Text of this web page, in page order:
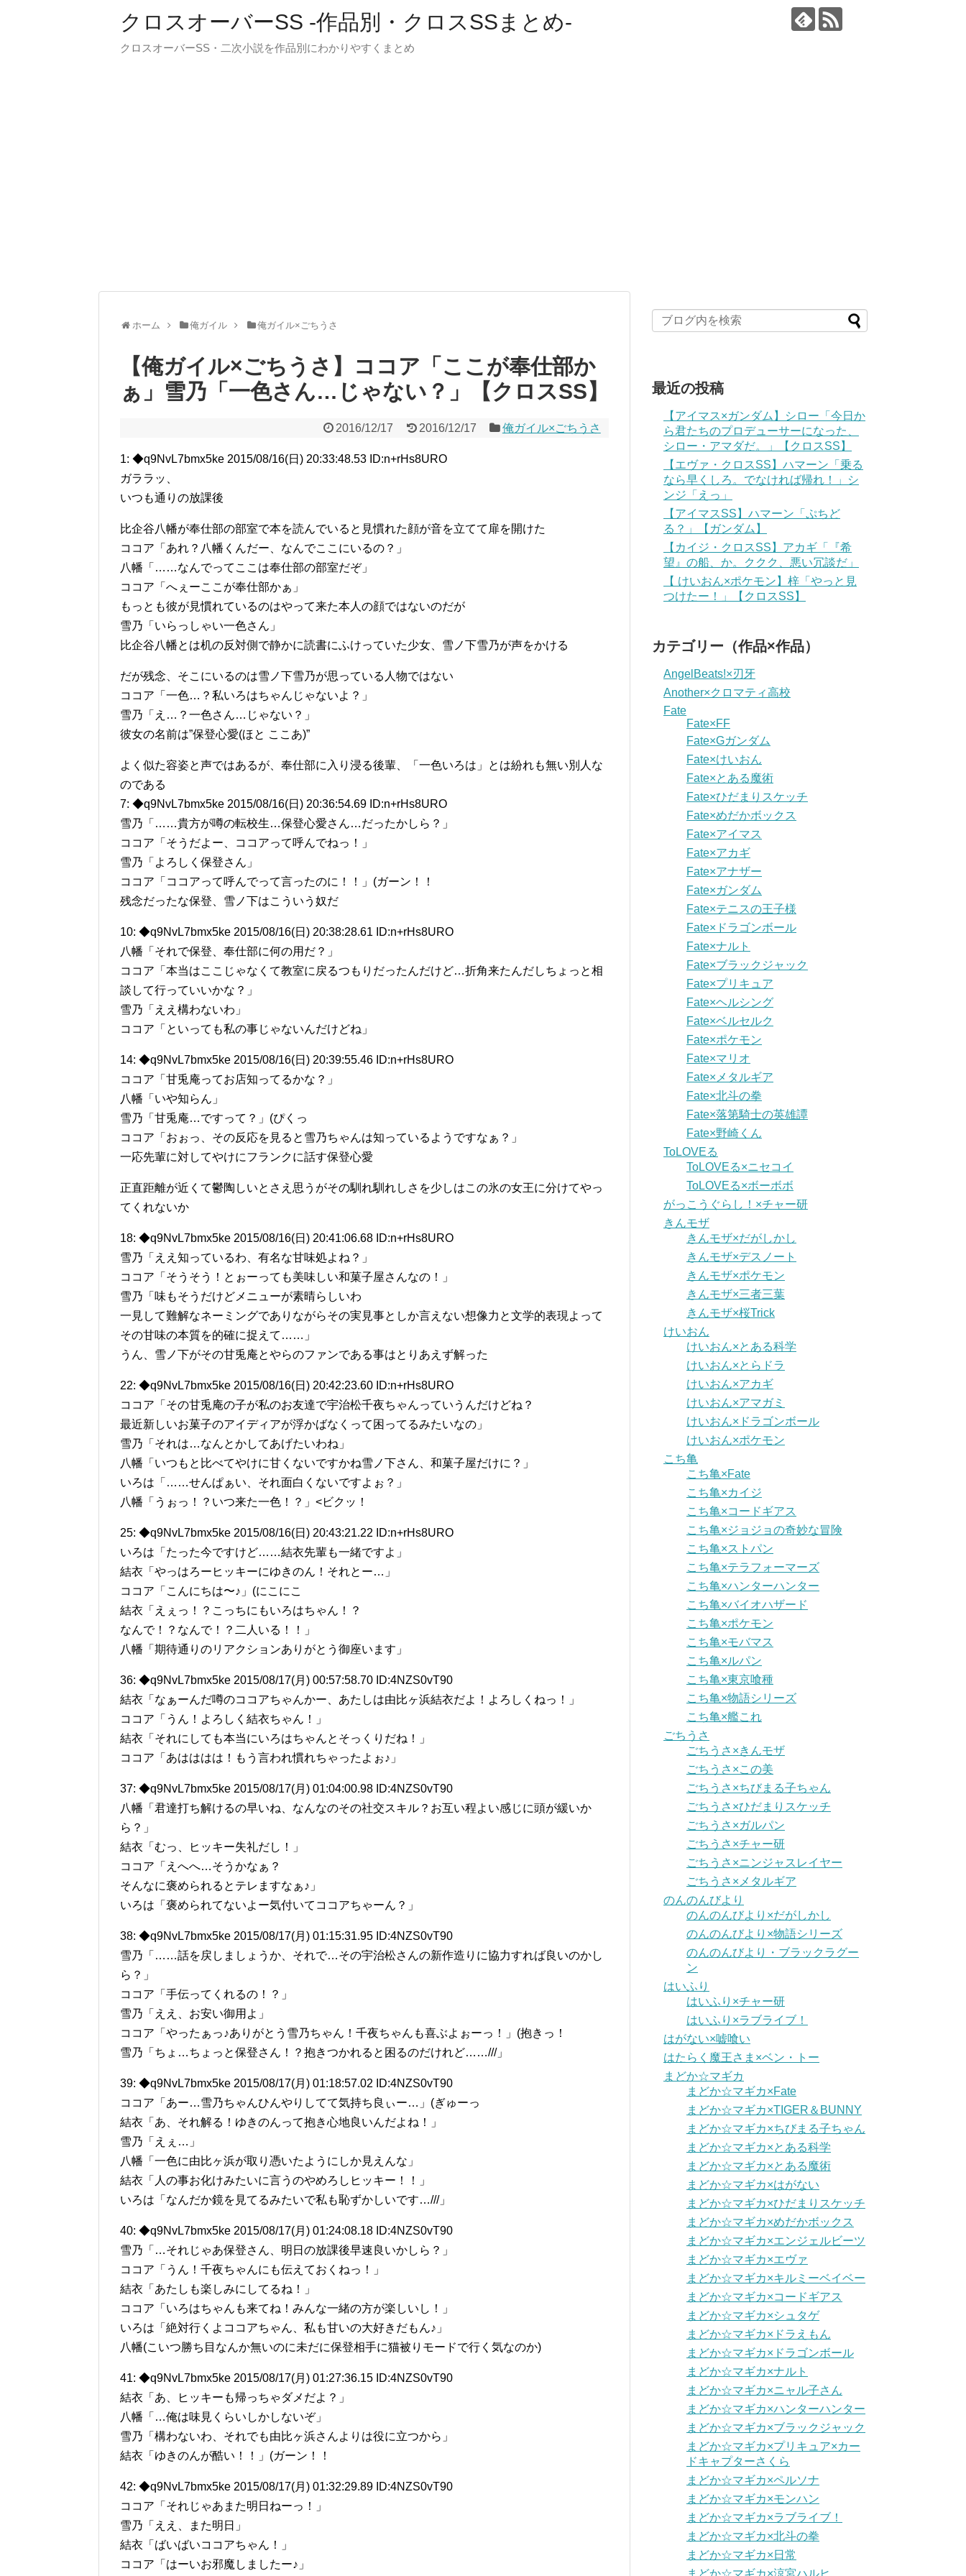
クロスオーバーSS -作品別・クロスSSまとめ-
クロスオーバーSS・二次小説を作品別にわかりやすくまとめ
ホーム 俺ガイル 俺ガイル×ごちうさ
【俺ガイル×ごちうさ】ココア「ここが奉仕部か
ぁ」雪乃「一色さん…じゃない？」【クロスSS】
2016/12/17 2016/12/17 俺ガイル×ごちうさ
1: ◆q9NvL7bmx5ke 2015/08/16(日) 20:33:48.53 ID:n+rHs8URO
ガララッ、
いつも通りの放課後
比企谷八幡が奉仕部の部室で本を読んでいると見慣れた顔が音を立てて扉を開けた
ココア「あれ？八幡くんだー、なんでここにいるの？」
八幡「……なんでってここは奉仕部の部室だぞ」
ココア「へぇーここが奉仕部かぁ」
もっとも彼が見慣れているのはやって来た本人の顔ではないのだが
雪乃「いらっしゃい一色さん」
比企谷八幡とは机の反対側で静かに読書にふけっていた少女、雪ノ下雪乃が声をかける
だが残念、そこにいるのは雪ノ下雪乃が思っている人物ではない
ココア「一色…？私いろはちゃんじゃないよ？」
雪乃「え…？一色さん…じゃない？」
彼女の名前は”保登心愛(ほと ここあ)”
よく似た容姿と声ではあるが、奉仕部に入り浸る後輩、「一色いろは」とは紛れも無い別人な
のである
7: ◆q9NvL7bmx5ke 2015/08/16(日) 20:36:54.69 ID:n+rHs8URO
雪乃「……貴方が噂の転校生…保登心愛さん…だったかしら？」
ココア「そうだよー、ココアって呼んでねっ！」
雪乃「よろしく保登さん」
ココア「ココアって呼んでって言ったのに！！」(ガーン！！
残念だったな保登、雪ノ下はこういう奴だ
10: ◆q9NvL7bmx5ke 2015/08/16(日) 20:38:28.61 ID:n+rHs8URO
八幡「それで保登、奉仕部に何の用だ？」
ココア「本当はここじゃなくて教室に戻るつもりだったんだけど…折角来たんだしちょっと相
談して行っていいかな？」
雪乃「ええ構わないわ」
ココア「といっても私の事じゃないんだけどね」
14: ◆q9NvL7bmx5ke 2015/08/16(日) 20:39:55.46 ID:n+rHs8URO
ココア「甘兎庵ってお店知ってるかな？」
八幡「いや知らん」
雪乃「甘兎庵…ですって？」(ぴくっ
ココア「おぉっ、その反応を見ると雪乃ちゃんは知っているようですなぁ？」
一応先輩に対してやけにフランクに話す保登心愛
正直距離が近くて鬱陶しいとさえ思うがその馴れ馴れしさを少しはこの氷の女王に分けてやっ
てくれないか
18: ◆q9NvL7bmx5ke 2015/08/16(日) 20:41:06.68 ID:n+rHs8URO
雪乃「ええ知っているわ、有名な甘味処よね？」
ココア「そうそう！とぉーっても美味しい和菓子屋さんなの！」
雪乃「味もそうだけどメニューが素晴らしいわ
一見して難解なネーミングでありながらその実見事としか言えない想像力と文学的表現よって
その甘味の本質を的確に捉えて……」
うん、雪ノ下がその甘兎庵とやらのファンである事はとりあえず解った
22: ◆q9NvL7bmx5ke 2015/08/16(日) 20:42:23.60 ID:n+rHs8URO
ココア「その甘兎庵の子が私のお友達で宇治松千夜ちゃんっていうんだけどね？
最近新しいお菓子のアイディアが浮かばなくって困ってるみたいなの」
雪乃「それは…なんとかしてあげたいわね」
八幡「いつもと比べてやけに甘くないですかね雪ノ下さん、和菓子屋だけに？」
いろは「……せんぱぁい、それ面白くないですよぉ？」
八幡「うぉっ！？いつ来た一色！？」<ビクッ！
25: ◆q9NvL7bmx5ke 2015/08/16(日) 20:43:21.22 ID:n+rHs8URO
いろは「たった今ですけど……結衣先輩も一緒ですよ」
結衣「やっはろーヒッキーにゆきのん！それとー…」
ココア「こんにちは〜♪」(にこにこ
結衣「えぇっ！？こっちにもいろはちゃん！？
なんで！？なんで！？二人いる！！」
八幡「期待通りのリアクションありがとう御座います」
36: ◆q9NvL7bmx5ke 2015/08/17(月) 00:57:58.70 ID:4NZS0vT90
結衣「なぁーんだ噂のココアちゃんかー、あたしは由比ヶ浜結衣だよ！よろしくねっ！」
ココア「うん！よろしく結衣ちゃん！」
結衣「それにしても本当にいろはちゃんとそっくりだね！」
ココア「あはははは！もう言われ慣れちゃったよぉ♪」
37: ◆q9NvL7bmx5ke 2015/08/17(月) 01:04:00.98 ID:4NZS0vT90
八幡「君達打ち解けるの早いね、なんなのその社交スキル？お互い程よい感じに頭が緩いか
ら？」
結衣「むっ、ヒッキー失礼だし！」
ココア「えへへ…そうかなぁ？
そんなに褒められるとテレますなぁ♪」
いろは「褒められてないよー気付いてココアちゃーん？」
38: ◆q9NvL7bmx5ke 2015/08/17(月) 01:15:31.95 ID:4NZS0vT90
雪乃「……話を戻しましょうか、それで…その宇治松さんの新作造りに協力すれば良いのかし
ら？」
ココア「手伝ってくれるの！？」
雪乃「ええ、お安い御用よ」
ココア「やったぁっ♪ありがとう雪乃ちゃん！千夜ちゃんも喜ぶよぉーっ！」(抱きっ！
雪乃「ちょ…ちょっと保登さん！？抱きつかれると困るのだけれど……///」
39: ◆q9NvL7bmx5ke 2015/08/17(月) 01:18:57.02 ID:4NZS0vT90
ココア「あー…雪乃ちゃんひんやりしてて気持ち良ぃー…」(ぎゅーっ
結衣「あ、それ解る！ゆきのんって抱き心地良いんだよね！」
雪乃「えぇ…」
八幡「一色に由比ヶ浜が取り憑いたようにしか見えんな」
結衣「人の事お化けみたいに言うのやめろしヒッキー！！」
いろは「なんだか鏡を見てるみたいで私も恥ずかしいです…///」
40: ◆q9NvL7bmx5ke 2015/08/17(月) 01:24:08.18 ID:4NZS0vT90
雪乃「…それじゃあ保登さん、明日の放課後早速良いかしら？」
ココア「うん！千夜ちゃんにも伝えておくねっ！」
結衣「あたしも楽しみにしてるね！」
ココア「いろはちゃんも来てね！みんな一緒の方が楽しいし！」
いろは「絶対行くよココアちゃん、私も甘いの大好きだもん♪」
八幡(こいつ勝ち目なんか無いのに未だに保登相手に猫被りモードで行く気なのか)
41: ◆q9NvL7bmx5ke 2015/08/17(月) 01:27:36.15 ID:4NZS0vT90
結衣「あ、ヒッキーも帰っちゃダメだよ？」
八幡「…俺は味見くらいしかしないぞ」
雪乃「構わないわ、それでも由比ヶ浜さんよりは役に立つから」
結衣「ゆきのんが酷い！！」(ガーン！！
42: ◆q9NvL7bmx5ke 2015/08/17(月) 01:32:29.89 ID:4NZS0vT90
ココア「それじゃあまた明日ねーっ！」
雪乃「ええ、また明日」
結衣「ばいばいココアちゃん！」
ココア「はーいお邪魔しましたー♪」
最近の投稿
【アイマス×ガンダム】シロー「今日か
ら君たちのプロデューサーになった、
シロー・アマダだ。」【クロスSS】
【エヴァ・クロスSS】ハマーン「乗る
なら早くしろ。でなければ帰れ！」シ
ンジ「えっ」
【アイマスSS】ハマーン「ぷちど
る？」【ガンダム】
【カイジ・クロスSS】アカギ「『希
望』の船、か。ククク、悪い冗談だ」
【 けいおん×ポケモン】梓「やっと見
つけたー！」【クロスSS】
カテゴリー（作品×作品）
AngelBeats!×刃牙
Another×クロマティ高校
Fate
Fate×FF
Fate×Gガンダム
Fate×けいおん
Fate×とある魔術
Fate×ひだまりスケッチ
Fate×めだかボックス
Fate×アイマス
Fate×アカギ
Fate×アナザー
Fate×ガンダム
Fate×テニスの王子様
Fate×ドラゴンボール
Fate×ナルト
Fate×ブラックジャック
Fate×プリキュア
Fate×ヘルシング
Fate×ベルセルク
Fate×ポケモン
Fate×マリオ
Fate×メタルギア
Fate×北斗の拳
Fate×落第騎士の英雄譚
Fate×野崎くん
ToLOVEる
ToLOVEる×ニセコイ
ToLOVEる×ボーボボ
がっこうぐらし！×チャー研
きんモザ
きんモザ×だがしかし
きんモザ×デスノート
きんモザ×ポケモン
きんモザ×三者三葉
きんモザ×桜Trick
けいおん
けいおん×とある科学
けいおん×とらドラ
けいおん×アカギ
けいおん×アマガミ
けいおん×ドラゴンボール
けいおん×ポケモン
こち亀
こち亀×Fate
こち亀×カイジ
こち亀×コードギアス
こち亀×ジョジョの奇妙な冒険
こち亀×ストパン
こち亀×テラフォーマーズ
こち亀×ハンターハンター
こち亀×バイオハザード
こち亀×ポケモン
こち亀×モバマス
こち亀×ルパン
こち亀×東京喰種
こち亀×物語シリーズ
こち亀×艦これ
ごちうさ
ごちうさ×きんモザ
ごちうさ×この美
ごちうさ×ちびまる子ちゃん
ごちうさ×ひだまりスケッチ
ごちうさ×ガルパン
ごちうさ×チャー研
ごちうさ×ニンジャスレイヤー
ごちうさ×メタルギア
のんのんびより
のんのんびより×だがしかし
のんのんびより×物語シリーズ
のんのんびより・ブラックラグー
ン
はいふり
はいふり×チャー研
はいふり×ラブライブ！
はがない×嘘喰い
はたらく魔王さま×ベン・トー
まどか☆マギカ
まどか☆マギカ×Fate
まどか☆マギカ×TIGER＆BUNNY
まどか☆マギカ×ちびまる子ちゃん
まどか☆マギカ×とある科学
まどか☆マギカ×とある魔術
まどか☆マギカ×はがない
まどか☆マギカ×ひだまりスケッチ
まどか☆マギカ×めだかボックス
まどか☆マギカ×エンジェルビーツ
まどか☆マギカ×エヴァ
まどか☆マギカ×キルミーベイベー
まどか☆マギカ×コードギアス
まどか☆マギカ×シュタゲ
まどか☆マギカ×ドラえもん
まどか☆マギカ×ドラゴンボール
まどか☆マギカ×ナルト
まどか☆マギカ×ニャル子さん
まどか☆マギカ×ハンターハンター
まどか☆マギカ×ブラックジャック
まどか☆マギカ×プリキュア×カー
ドキャプターさくら
まどか☆マギカ×ペルソナ
まどか☆マギカ×モンハン
まどか☆マギカ×ラブライブ！
まどか☆マギカ×北斗の拳
まどか☆マギカ×日常
まどか☆マギカ×涼宮ハルヒ